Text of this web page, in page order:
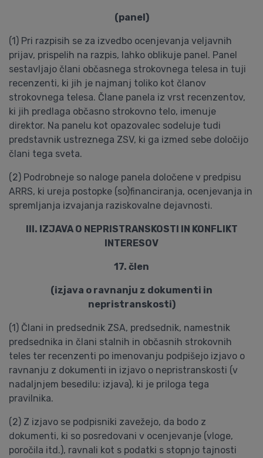
(panel)
(1) Pri razpisih se za izvedbo ocenjevanja veljavnih
prijav, prispelih na razpis, lahko oblikuje panel. Panel
sestavljajo člani občasnega strokovnega telesa in tuji
recenzenti, ki jih je najmanj toliko kot članov
strokovnega telesa. Člane panela iz vrst recenzentov,
ki jih predlaga občasno strokovno telo, imenuje
direktor. Na panelu kot opazovalec sodeluje tudi
predstavnik ustreznega ZSV, ki ga izmed sebe določijo
člani tega sveta.
(2) Podrobneje so naloge panela določene v predpisu
ARRS, ki ureja postopke (so)financiranja, ocenjevanja in
spremljanja izvajanja raziskovalne dejavnosti.
III. IZJAVA O NEPRISTRANSKOSTI IN KONFLIKT
INTERESOV
17. člen
(izjava o ravnanju z dokumenti in
nepristranskosti)
(1) Člani in predsednik ZSA, predsednik, namestnik
predsednika in člani stalnih in občasnih strokovnih
teles ter recenzenti po imenovanju podpišejo izjavo o
ravnanju z dokumenti in izjavo o nepristranskosti (v
nadaljnjem besedilu: izjava), ki je priloga tega
pravilnika.
(2) Z izjavo se podpisniki zavežejo, da bodo z
dokumenti, ki so posredovani v ocenjevanje (vloge,
poročila itd.), ravnali kot s podatki s stopnjo tajnosti